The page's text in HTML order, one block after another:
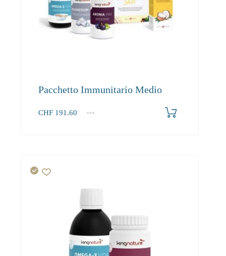
Pacchetto Immunitario Medio
CHF 191.60
1+